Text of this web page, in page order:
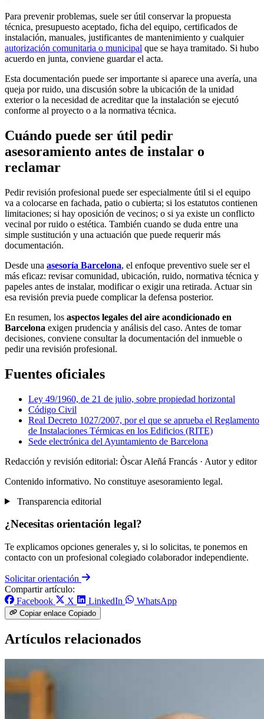
Para prevenir problemas, suele ser útil conservar la propuesta
técnica, presupuesto aceptado, ficha del equipo, certificados de
instalación, manuales, justificantes de mantenimiento y cualquier
autorización comunitaria o municipal que se haya tramitado. Si hubo
acuerdo en junta, conviene guardar el acta.
Esta documentación puede ser importante si aparece una avería, una
queja por ruido, una discusión sobre la ubicación de la unidad
exterior o la necesidad de acreditar que la instalación se ejecutó
conforme al proyecto o a la normativa técnica.
Cuándo puede ser útil pedir
asesoramiento antes de instalar o
reclamar
Pedir revisión profesional puede ser especialmente útil si el equipo
va a colocarse en fachada, patio o cubierta; si los estatutos contienen
limitaciones; si hay oposición de vecinos; o si ya existe un conflicto
vecinal por ruido o estética. También cuando se duda entre una
simple sustitución y una actuación que puede requerir más
documentación.
Desde una asesoría Barcelona, el enfoque preventivo suele ser el
más eficaz: revisar comunidad, ubicación, ruido, normativa técnica y
papeles antes de instalar, modificar o exigir una retirada. Actuar sin
esa revisión previa puede complicar la defensa posterior.
En resumen, los aspectos legales del aire acondicionado en
Barcelona exigen prudencia y análisis del caso. Antes de tomar
decisiones, conviene consultar la documentación del inmueble o
pedir una revisión profesional.
Fuentes oficiales
Ley 49/1960, de 21 de julio, sobre propiedad horizontal
Código Civil
Real Decreto 1027/2007, por el que se aprueba el Reglamento
de Instalaciones Térmicas en los Edificios (RITE)
Sede electrónica del Ayuntamiento de Barcelona
Redacción y revisión editorial: Òscar Aleñá Francás · Autor y editor
Contenido informativo. No constituye asesoramiento legal.
Transparencia editorial
¿Necesitas orientación legal?
Te explicamos opciones generales y, si lo solicitas, te ponemos en
contacto con un profesional colegiado colaborador independiente.
Solicitar orientación
Compartir artículo:
Facebook
X LinkedIn WhatsApp
Copiar enlace Copiado
Artículos relacionados